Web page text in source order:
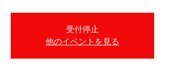
受付停止
他のイベントを見る